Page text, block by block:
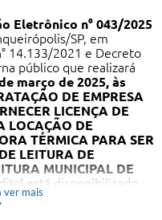
Eletrônico n° 043/2025
SP, em
14.133/2021 e Decreto
público que realizará
março de 2025, às
DE EMPRESA
LICENÇA DE
LOCAÇÃO DE
TÉRMICA PARA SER
LEITURA DE
MUNICIPAL DE
está disponibilizado,
www.bll.org.br
ver mais